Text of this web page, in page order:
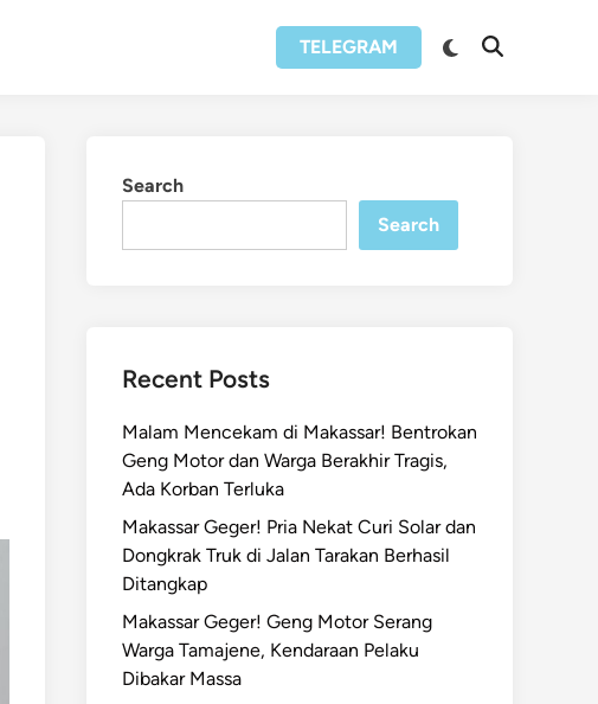
TELEGRAM
Switch
Open
Search
Search
Recent Posts
Malam Mencekam di Makassar! Bentrokan
Geng Motor dan Warga Berakhir Tragis,
Ada Korban Terluka
Makassar Geger! Pria Nekat Curi Solar dan
Dongkrak Truk di Jalan Tarakan Berhasil
Ditangkap
Makassar Geger! Geng Motor Serang
Warga Tamajene, Kendaraan Pelaku
Dibakar Massa